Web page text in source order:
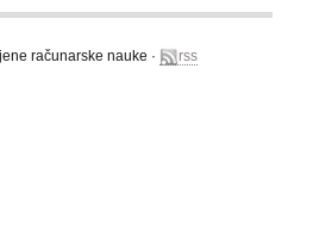
računarske nauke · rss